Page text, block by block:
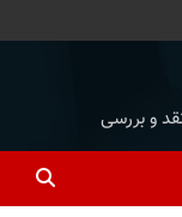
و بررسی